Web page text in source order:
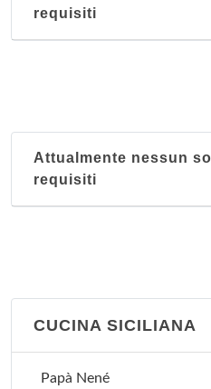
requisiti
Attualmente nessun
requisiti
CUCINA SICILIANA
Papà Nené